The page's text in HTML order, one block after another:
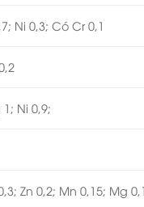
Ni 0,3; Có Cr 0,1
Ni 0,9;
Zn 0,2; Mn 0,15; Mg